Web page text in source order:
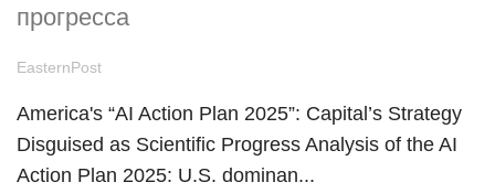
прогресса
EasternPost
America's “AI Action Plan 2025”: Capital’s Strategy
Disguised as Scientific Progress Analysis of the AI
Action Plan 2025: U.S. dominan...